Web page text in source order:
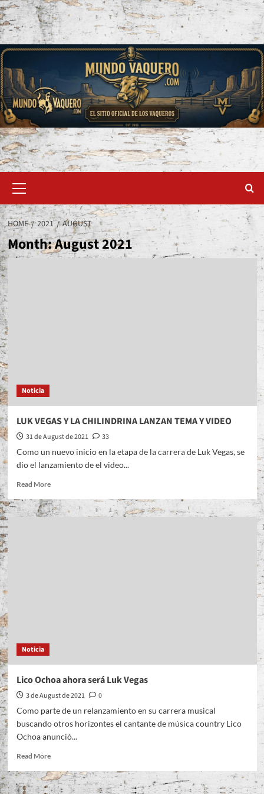
Skip
to
content
Menu
HOME 2021 AUGUST
Month:August 2021
Noticia
LUK VEGAS Y LA CHILINDRINA LANZAN TEMA Y VIDEO
31 de August de 2021
33
Como un nuevo inicio en la etapa de la carrera de Luk Vegas, se
dio el lanzamiento de el video...
Read MoreRead
about
LUK
Noticia
Lico Ochoa ahora será Luk Vegas
3 de August de 2021
0
Como parte de un relanzamiento en su carrera musical
buscando otros horizontes el cantante de música country Lico
Ochoa anunció...
Read MoreRead
about
Lico